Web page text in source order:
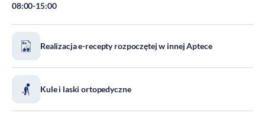
ESG
Środowisko
Społeczeństwo
08:00-15:00
Realizacja e-recepty rozpoczętej w innej Aptece
Kule i laski ortopedyczne